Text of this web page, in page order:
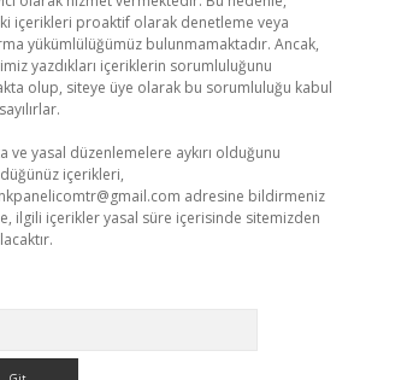
içerikleri proaktif olarak denetleme veya
yükümlülüğümüz bulunmamaktadır. Ancak,
yazdıkları içeriklerin sorumluluğunu
olup, siteye üye olarak bu sorumluluğu kabul
ve yasal düzenlemelere aykırı olduğunu
içerikleri,
adresine bildirmeniz
ilgili içerikler yasal süre içerisinde sitemizden